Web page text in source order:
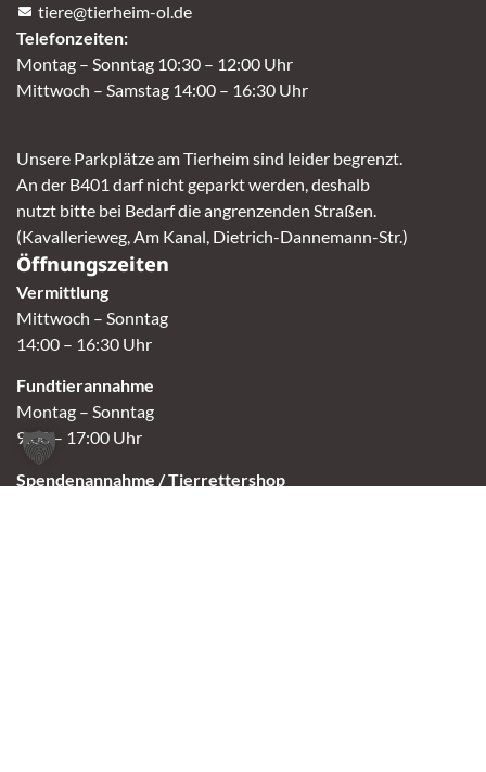
tiere@tierheim-ol.de
Telefonzeiten:
Montag – Sonntag 10:30 – 12:00 Uhr
Mittwoch – Samstag 14:00 – 16:30 Uhr
Unsere Parkplätze am Tierheim sind leider begrenzt.
An der B401 darf nicht geparkt werden, deshalb
nutzt bitte bei Bedarf die angrenzenden Straßen.
(Kavallerieweg, Am Kanal, Dietrich-Dannemann-Str.)
Öffnungszeiten
Vermittlung
Mittwoch – Sonntag
14:00 – 16:30 Uhr
Fundtierannahme
Montag – Sonntag
9:00 – 17:00 Uhr
Spendenannahme / Tierrettershop